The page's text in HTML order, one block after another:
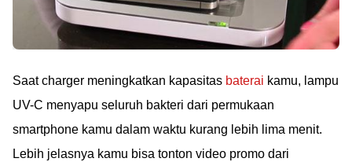
Saat charger meningkatkan kapasitas baterai kamu, lampu
UV-C menyapu seluruh bakteri dari permukaan
smartphone kamu dalam waktu kurang lebih lima menit.
Lebih jelasnya kamu bisa tonton video promo dari